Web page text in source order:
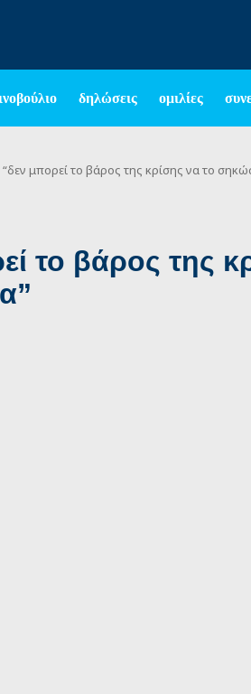
δηλώσεις ομιλίες
“δεν μπορεί το βάρος της κρίσης να το
το βάρος της